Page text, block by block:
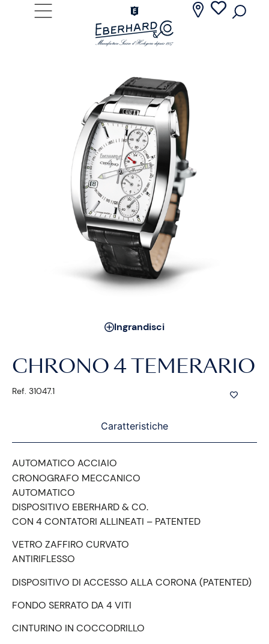
Ingrandisci
CHRONO 4 TEMERARIO
Ref. 31047.1
Caratteristiche
AUTOMATICO ACCIAIO
CRONOGRAFO MECCANICO
AUTOMATICO
DISPOSITIVO EBERHARD & CO.
CON 4 CONTATORI ALLINEATI – PATENTED
VETRO ZAFFIRO CURVATO
ANTIRIFLESSO
DISPOSITIVO DI ACCESSO ALLA CORONA (PATENTED)
FONDO SERRATO DA 4 VITI
CINTURINO IN COCCODRILLO